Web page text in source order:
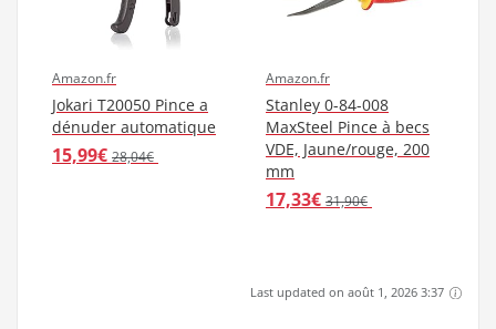
Amazon.fr
Jokari T20050 Pince a
dénuder automatique
15,99€ 28,04€
Amazon.fr
Stanley 0-84-008
MaxSteel Pince à becs
VDE, Jaune/rouge, 200
mm
17,33€ 31,90€
Last updated on août 1, 2026 3:37